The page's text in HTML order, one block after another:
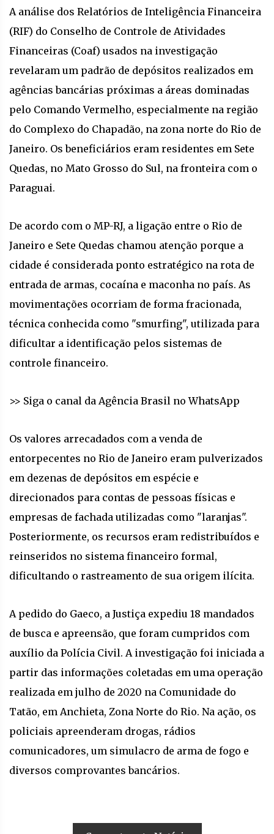
A análise dos Relatórios de Inteligência Financeira
(RIF) do Conselho de Controle de Atividades
Financeiras (Coaf) usados na investigação
revelaram um padrão de depósitos realizados em
agências bancárias próximas a áreas dominadas
pelo Comando Vermelho, especialmente na região
do Complexo do Chapadão, na zona norte do Rio de
Janeiro. Os beneficiários eram residentes em Sete
Quedas, no Mato Grosso do Sul, na fronteira com o
Paraguai.
De acordo com o MP-RJ, a ligação entre o Rio de
Janeiro e Sete Quedas chamou atenção porque a
cidade é considerada ponto estratégico na rota de
entrada de armas, cocaína e maconha no país. As
movimentações ocorriam de forma fracionada,
técnica conhecida como "smurfing", utilizada para
dificultar a identificação pelos sistemas de
controle financeiro.
>> Siga o canal da Agência Brasil no WhatsApp
Os valores arrecadados com a venda de
entorpecentes no Rio de Janeiro eram pulverizados
em dezenas de depósitos em espécie e
direcionados para contas de pessoas físicas e
empresas de fachada utilizadas como "laranjas".
Posteriormente, os recursos eram redistribuídos e
reinseridos no sistema financeiro formal,
dificultando o rastreamento de sua origem ilícita.
A pedido do Gaeco, a Justiça expediu 18 mandados
de busca e apreensão, que foram cumpridos com
auxílio da Polícia Civil. A investigação foi iniciada a
partir das informações coletadas em uma operação
realizada em julho de 2020 na Comunidade do
Tatão, em Anchieta, Zona Norte do Rio. Na ação, os
policiais apreenderam drogas, rádios
comunicadores, um simulacro de arma de fogo e
diversos comprovantes bancários.